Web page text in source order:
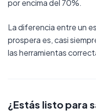
por encima del 70%.
La diferencia entre un
prospera es, casi
las herramientas
¿Estás listo para